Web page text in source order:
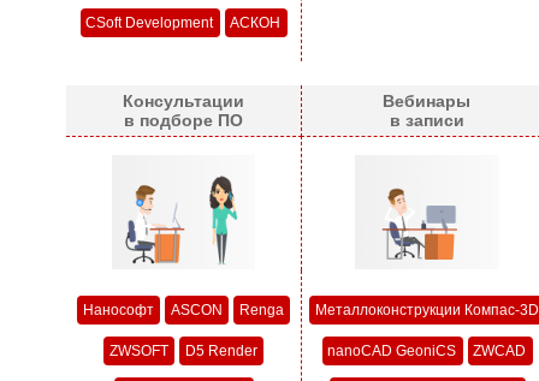
CSoft Development АСКОН
Консультации
в подборе ПО
Вебинары
в записи
Нанософт ASCON Renga
ZWSOFT D5 Render
Металлоконструкции Компас-3D
nanoCAD GeoniCS ZWCAD